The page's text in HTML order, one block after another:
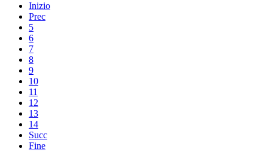
Inizio
Prec
5
6
7
8
9
10
11
12
13
14
Succ
Fine